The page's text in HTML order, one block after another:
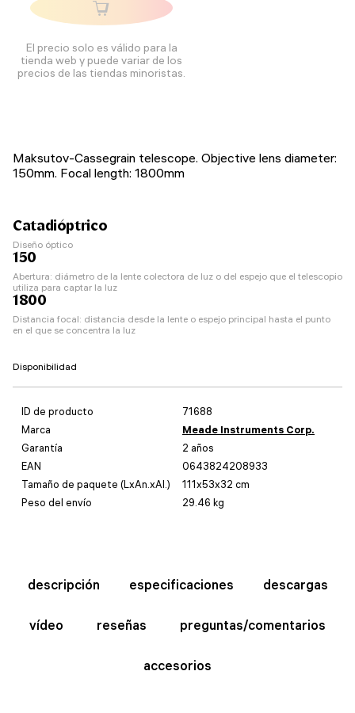
El precio solo es válido para la
tienda web y puede variar de los
precios de las tiendas minoristas.
Maksutov-Cassegrain telescope. Objective lens diameter:
150mm. Focal length: 1800mm
Catadióptrico
Diseño óptico
150
Abertura: diámetro de la lente colectora de luz o del espejo que el telescopio
utiliza para captar la luz
1800
Distancia focal: distancia desde la lente o espejo principal hasta el punto
en el que se concentra la luz
Disponibilidad
ID de producto
71688
Marca
Meade Instruments Corp.
Garantía
2 años
EAN
0643824208933
Tamaño de paquete (LxAn.xAl.)
111x53x32 cm
Peso del envío
29.46 kg
descripción especificaciones descargas
vídeo reseñas preguntas/comentarios
accesorios